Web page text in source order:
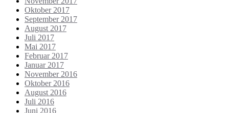
Oktober 2017
September 2017
August 2017
Juli 2017
Mai 2017
Februar 2017
Januar 2017
November 2016
Oktober 2016
August 2016
Juli 2016
Juni 2016